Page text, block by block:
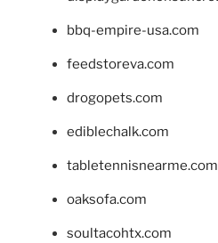
bbq-empire-usa.com
feedstoreva.com
drogopets.com
ediblechalk.com
tabletennisnearme.com
oaksofa.com
soultacohtx.com